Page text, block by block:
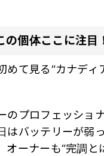
の個体ここに注目
めて見る“カナデ
のプロフェッショ
はバッテリーが弱
オーナーも“完調